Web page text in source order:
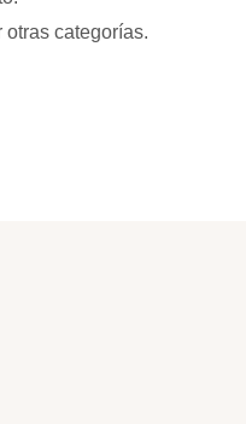
otras categorías.